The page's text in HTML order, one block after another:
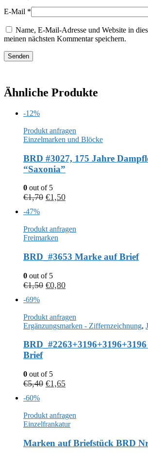
E-Mail *
Name, E-Mail-Adresse und Website in
meinen nächsten Kommentar speichern.
Ähnliche Produkte
-12%
Produkt anfragen
Einzelmarken und Blöcke
BRD #3027, 175 Jahre
“Saxonia”
0 out of 5
€1,70 €1,50
-47%
Produkt anfragen
Freimarken
BRD_#3653 Marke auf Brief
0 out of 5
€1,50 €0,80
-69%
Produkt anfragen
Ergänzungsmarken - Ziffernzeichnung,
Brief
0 out of 5
€5,40 €1,65
-60%
Produkt anfragen
Einzelfrankatur
Marken auf Briefstück BRD